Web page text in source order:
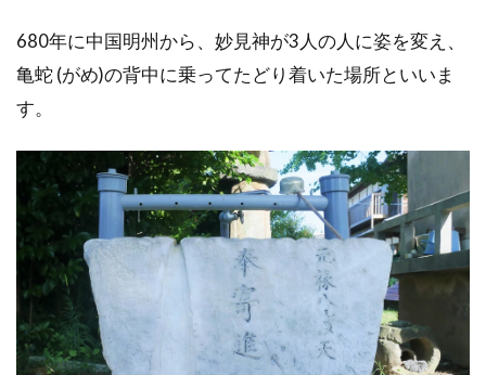
680年に中国明州から、妙見神が3人の人に姿を変え、
亀蛇 (がめ)の背中に乗ってたどり着いた場所といいま
す。